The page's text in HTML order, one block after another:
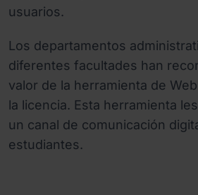
usuarios.
Los departamentos
diferentes facultades han
valor de la herramienta de
la licencia. Esta herramienta
un canal de comunicación
estudiantes.